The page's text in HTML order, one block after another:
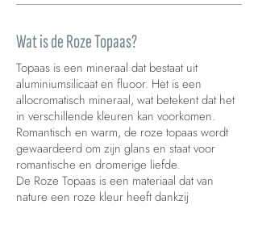
Wat is de Roze Topaas?
Topaas is een mineraal dat bestaat uit
aluminiumsilicaat en fluoor. Het is een
allocromatisch mineraal, wat betekent dat het
in verschillende kleuren kan voorkomen.
Romantisch en warm, de roze topaas wordt
gewaardeerd om zijn glans en staat voor
romantische en dromerige liefde.
De Roze Topaas is een materiaal dat van
nature een roze kleur heeft dankzij